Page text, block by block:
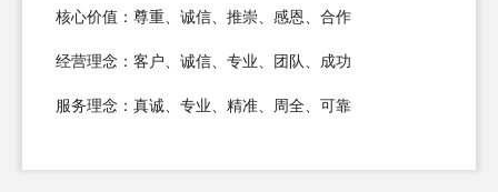
核心价值：尊重、诚信、推崇、感恩、合作
经营理念：客户、诚信、专业、团队、成功
服务理念：真诚、专业、精准、周全、可靠